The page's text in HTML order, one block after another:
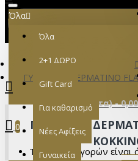
0 προϊόν(τα) -
0
Το καλάθι αγορών είναι
Όλα
Όλα
2+1 ΔΩΡΟ
Gift Card
Για καθαρισμό
Νέες Αφίξεις
Γυναικεία
ΓΥΝΑΙΚΕΙΟ ΔΕΡΜΑΤΙΝΟ
ΓΥΝΑΙΚΕΙΟ